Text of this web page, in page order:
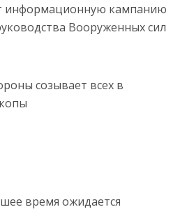
информационную кампанию
Вооруженных сил
время ожидается